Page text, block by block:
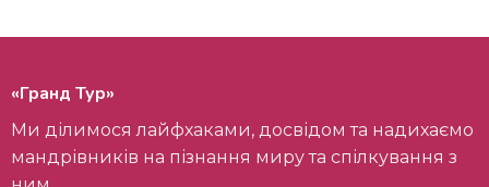
«Гранд Тур»
Ми ділимося лайфхаками, досвідом та надихаємо
мандрівників на пізнання миру та спілкування з